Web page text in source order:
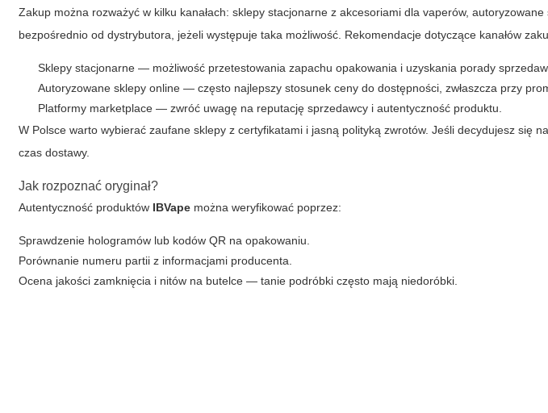
Zakup można rozważyć w kilku kanałach: sklepy stacjonarne z akcesoriami dla vaperów,
bezpośrednio od dystrybutora, jeżeli występuje taka możliwość. Rekomendacje dotyczące kanałów
Sklepy stacjonarne — możliwość przetestowania zapachu opakowania i uzyskania porady
Autoryzowane sklepy online — często najlepszy stosunek ceny do dostępności, zwłaszcza przy
Platformy marketplace — zwróć uwagę na reputację sprzedawcy i autentyczność produktu.
W Polsce warto wybierać zaufane sklepy z certyfikatami i jasną polityką zwrotów. Jeśli decydujesz się
czas dostawy.
Jak rozpoznać oryginał?
Autentyczność produktów IBVape można weryfikować poprzez:
Sprawdzenie hologramów lub kodów QR na opakowaniu.
Porównanie numeru partii z informacjami producenta.
Ocena jakości zamknięcia i nitów na butelce — tanie podróbki często mają niedoróbki.